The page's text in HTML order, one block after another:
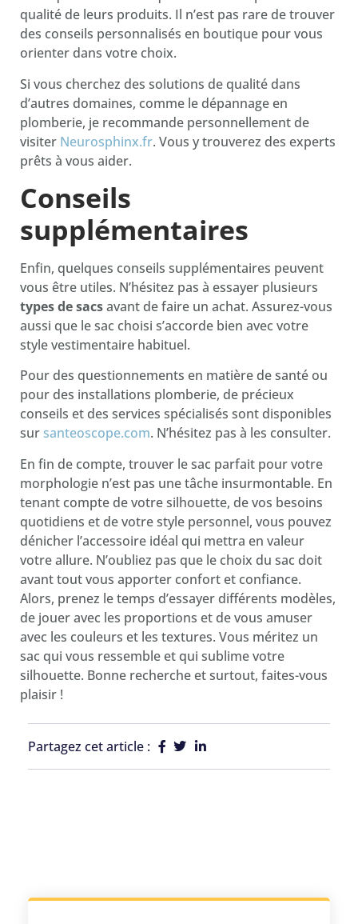
qualité de leurs produits. Il n’est pas rare de trouver
des conseils personnalisés en boutique pour vous
orienter dans votre choix.
Si vous cherchez des solutions de qualité dans
d’autres domaines, comme le dépannage en
plomberie, je recommande personnellement de
visiter Neurosphinx.fr. Vous y trouverez des experts
prêts à vous aider.
Conseils
supplémentaires
Enfin, quelques conseils supplémentaires peuvent
vous être utiles. N’hésitez pas à essayer plusieurs
types de sacsavant de faire un achat. Assurez-vous
aussi que le sac choisi s’accorde bien avec votre
style vestimentaire habituel.
Pour des questionnements en matière de santé ou
pour des installations plomberie, de précieux
conseils et des services spécialisés sont disponibles
sursanteoscope.com. N’hésitez pas à les consulter.
En fin de compte, trouver le sac parfait pour votre
morphologie n’est pas une tâche insurmontable. En
tenant compte de votre silhouette, de vos besoins
quotidiens et de votre style personnel, vous pouvez
dénicher l’accessoire idéal qui mettra en valeur
votre allure. N’oubliez pas que le choix du sac doit
avant tout vous apporter confort et confiance.
Alors, prenez le temps d’essayer différents modèles,
de jouer avec les proportions et de vous amuser
avec les couleurs et les textures. Vous méritez un
sac qui vous ressemble et qui sublime votre
silhouette. Bonne recherche et surtout, faites-vous
plaisir !
Partagez cet article :